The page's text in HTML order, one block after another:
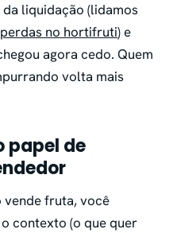
liquidação (lidamos
no hortifruti) e
agora cedo. Quem
volta mais
papel de
vende fruta, você
contexto (o que quer